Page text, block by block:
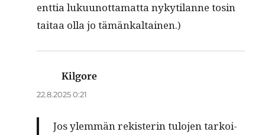
ent­tia luku­unot­ta­mat­ta nykyti­lanne tosin
taitaa olla jo tämänkaltainen.)
Kilgore
22.8.2025 0:21
Jos ylem­män rek­isterin tulo­jen tarkoi­